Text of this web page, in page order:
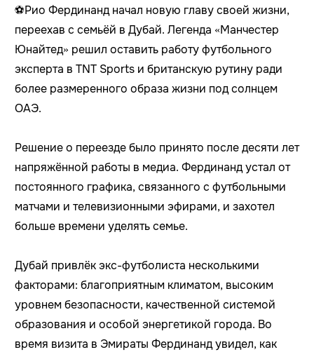
⚽️Рио Фердинанд начал новую главу своей жизни,
переехав с семьёй в Дубай. Легенда «Манчестер
Юнайтед» решил оставить работу футбольного
эксперта в TNT Sports и британскую рутину ради
более размеренного образа жизни под солнцем
ОАЭ.
Решение о переезде было принято после десяти лет
напряжённой работы в медиа. Фердинанд устал от
постоянного графика, связанного с футбольными
матчами и телевизионными эфирами, и захотел
больше времени уделять семье.
Дубай привлёк экс-футболиста несколькими
факторами: благоприятным климатом, высоким
уровнем безопасности, качественной системой
образования и особой энергетикой города. Во
время визита в Эмираты Фердинанд увидел, как